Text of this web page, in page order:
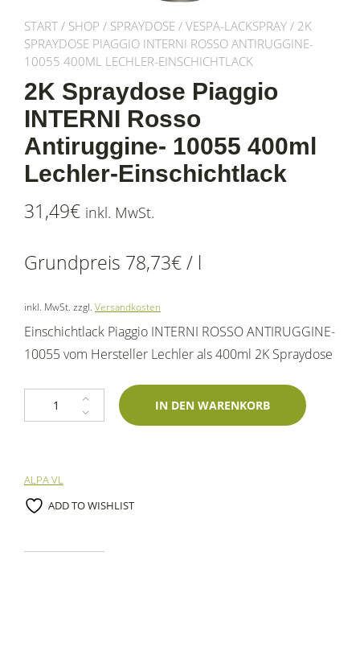
START / SHOP / SPRAYDOSE / VESPA-LACKSPRAY / 2K
SPRAYDOSE PIAGGIO INTERNI ROSSO ANTIRUGGINE-
10055 400ML LECHLER-EINSCHICHTLACK
2K Spraydose Piaggio
INTERNI Rosso
Antiruggine- 10055 400ml
Lechler-Einschichtlack
31,49€ inkl. MwSt.
Grundpreis 78,73€/ l
inkl. MwSt. zzgl. Versandkosten
Einschichtlack Piaggio INTERNI ROSSO ANTIRUGGINE-
10055 vom Hersteller Lechler als 400ml 2K Spraydose
2K Spraydose Piaggio INTERNI Rosso Antiruggine- 10055 400ml
IN DEN WARENKORB
ALPA VL
ADD TO WISHLIST